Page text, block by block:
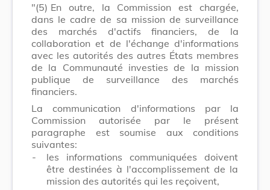
"(5) En outre, la Commission est chargée,
dans le cadre de sa mission de surveillance
des marchés d'actifs financiers, de la
collaboration et de l'échange d'informations
avec les autorités des autres États membres
de la Communauté investies de la mission
publique de surveillance des marchés
financiers.
La communication d'informations par la
Commission autorisée par le présent
paragraphe est soumise aux conditions
suivantes:
-
les informations communiquées doivent
être destinées à l'accomplissement de la
mission des autorités qui les reçoivent,